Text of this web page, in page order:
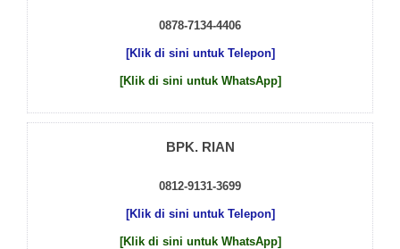
0878-7134-4406
[Klik di sini untuk Telepon]
[Klik di sini untuk WhatsApp]
BPK. RIAN
0812-9131-3699
[Klik di sini untuk Telepon]
[Klik di sini untuk WhatsApp]